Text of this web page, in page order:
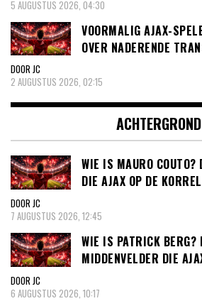
5 AUGUSTUS 2026, 04:30
VOORMALIG AJAX-
OVER NADERENDE
DOOR JC
2 AUGUSTUS 2026, 02:15
ACHTERGROND
WIE IS MAURO COUTO?
DIE AJAX OP DE
DOOR JC
7 AUGUSTUS 2026, 12:45
WIE IS PATRICK BERG?
MIDDENVELDER DIE
DOOR JC
6 AUGUSTUS 2026, 10:17